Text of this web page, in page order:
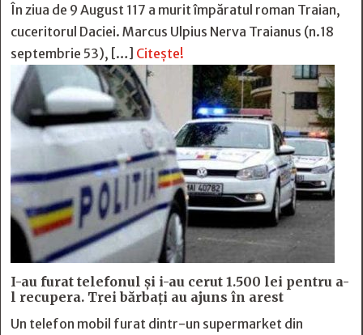
În ziua de 9 August 117 a murit împăratul roman Traian,
cuceritorul Daciei. Marcus Ulpius Nerva Traianus (n.18
septembrie 53), […] Citește!
I-au furat telefonul și i-au cerut 1.500 lei pentru a-
l recupera. Trei bărbați au ajuns în arest
Un telefon mobil furat dintr-un supermarket din